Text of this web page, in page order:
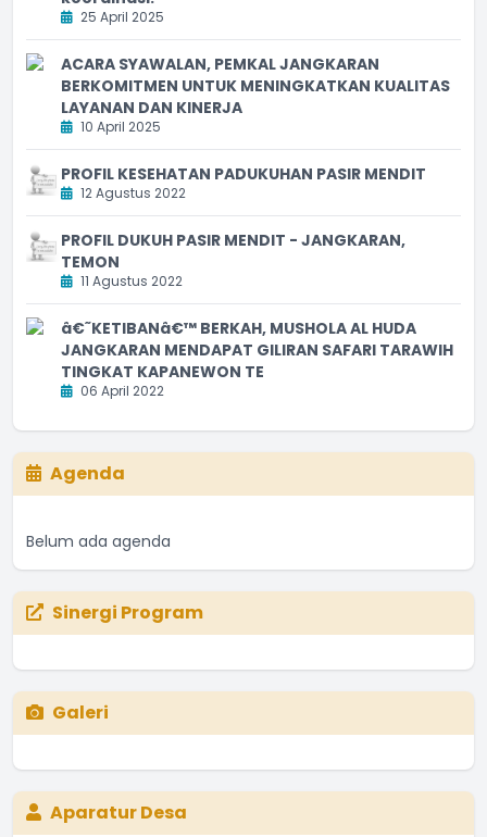
25 April 2025
ACARA SYAWALAN, PEMKAL JANGKARAN
BERKOMITMEN UNTUK MENINGKATKAN KUALITAS
LAYANAN DAN KINERJA
10 April 2025
PROFIL KESEHATAN PADUKUHAN PASIR MENDIT
12 Agustus 2022
PROFIL DUKUH PASIR MENDIT - JANGKARAN,
TEMON
11 Agustus 2022
â€˜KETIBANâ€™ BERKAH, MUSHOLA AL HUDA
JANGKARAN MENDAPAT GILIRAN SAFARI TARAWIH
TINGKAT KAPANEWON TE
06 April 2022
Agenda
Belum ada agenda
Sinergi Program
Galeri
Aparatur Desa